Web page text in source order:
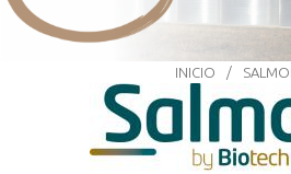
INICIO